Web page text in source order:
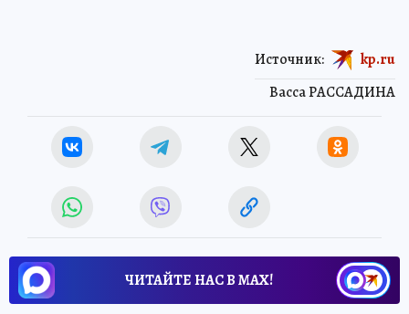
Васса РАССАДИНА
Источник: kp.ru
ЧИТАЙТЕ НАС В МАХ!